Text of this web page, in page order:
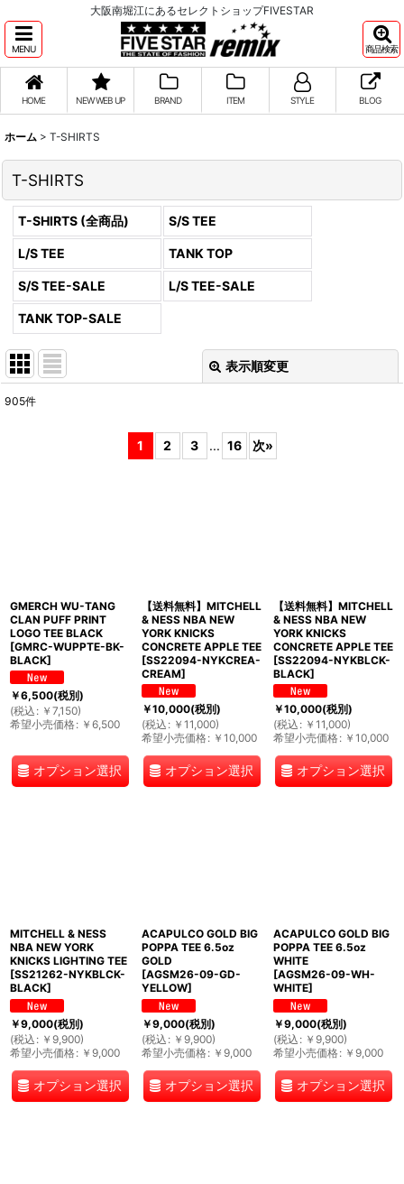
大阪南堀江にあるセレクトショップFIVESTAR
MENU 商品検索
HOME NEW WEB UP BRAND ITEM STYLE BLOG
ホーム > T-SHIRTS
T-SHIRTS
T-SHIRTS (全商品) S/S TEE
L/S TEE TANK TOP
S/S TEE-SALE L/S TEE-SALE
TANK TOP-SALE
表示順変更
905件
1 2 3 ... 16 次»
GMERCH WU-TANG
CLAN PUFF PRINT
LOGO TEE BLACK
[GMRC-WUPPTE-BK-
BLACK]
￥6,500(税別)
(税込 : ￥ 7,150)
希望小売価格: ￥ 6,500
オプション選択
【送料無料】MITCHELL
& NESS NBA NEW
YORK KNICKS
CONCRETE APPLE TEE
[SS22094-NYKCREA-
CREAM]
￥10,000(税別)
(税込 : ￥ 11,000)
希望小売価格: ￥ 10,000
オプション選択
【送料無料】MITCHELL
& NESS NBA NEW
YORK KNICKS
CONCRETE APPLE TEE
[SS22094-NYKBLCK-
BLACK]
￥10,000(税別)
(税込 : ￥ 11,000)
希望小売価格: ￥ 10,000
オプション選択
MITCHELL & NESS
NBA NEW YORK
KNICKS LIGHTING TEE
[SS21262-NYKBLCK-
BLACK]
￥9,000(税別)
(税込 : ￥ 9,900)
希望小売価格: ￥ 9,000
オプション選択
ACAPULCO GOLD BIG
POPPA TEE 6.5oz
GOLD
[AGSM26-09-GD-
YELLOW]
￥9,000(税別)
(税込 : ￥ 9,900)
希望小売価格: ￥ 9,000
オプション選択
ACAPULCO GOLD BIG
POPPA TEE 6.5oz
WHITE
[AGSM26-09-WH-
WHITE]
￥9,000(税別)
(税込 : ￥ 9,900)
希望小売価格: ￥ 9,000
オプション選択